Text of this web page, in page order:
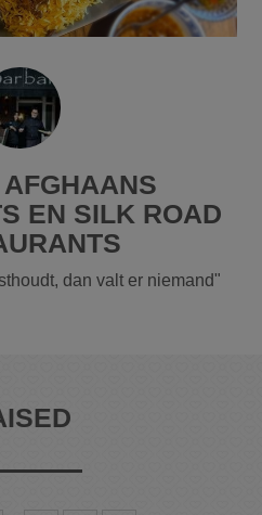
EN SILK ROAD
dan valt er niemand"